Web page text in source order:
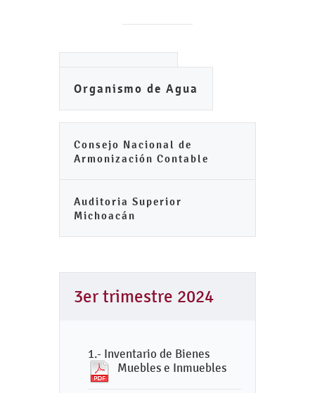
Organismo de Agua
Consejo Nacional de
Armonización Contable
Auditoria Superior
Michoacán
3er trimestre 2024
1.- Inventario de Bienes
Muebles e Inmuebles